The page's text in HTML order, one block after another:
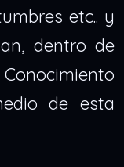
etc.. y
dentro de
de esta